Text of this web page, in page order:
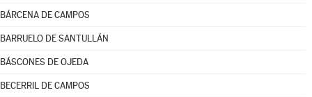
BÁRCENA DE CAMPOS
BARRUELO DE SANTULLÁN
BÁSCONES DE OJEDA
BECERRIL DE CAMPOS